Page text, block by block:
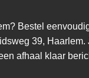
Bestel
39, Haarlem.
afhaal klaar